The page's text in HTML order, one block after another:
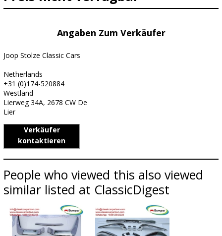
Angaben Zum Verkäufer
Joop Stolze Classic Cars
Netherlands
+31 (0)174-520884
Westland
Lierweg 34A, 2678 CW De
Lier
Verkäufer
kontaktieren
People who viewed this also viewed
similar listed at ClassicDigest